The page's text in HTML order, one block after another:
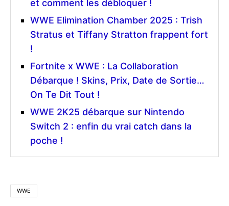
et comment les débloquer !
WWE Elimination Chamber 2025 : Trish
Stratus et Tiffany Stratton frappent fort
!
Fortnite x WWE : La Collaboration
Débarque ! Skins, Prix, Date de Sortie…
On Te Dit Tout !
WWE 2K25 débarque sur Nintendo
Switch 2 : enfin du vrai catch dans la
poche !
WWE